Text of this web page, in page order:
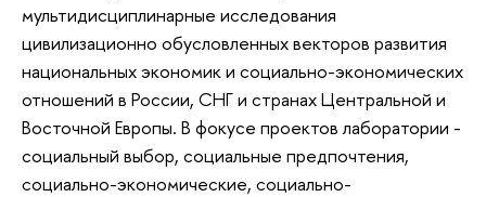
мультидисциплинарные исследования
цивилизационно обусловленных векторов развития
национальных экономик и социально-экономических
отношений в России, СНГ и странах Центральной и
Восточной Европы. В фокусе проектов лаборатории -
социальный выбор, социальные предпочтения,
социально-экономические, социально-